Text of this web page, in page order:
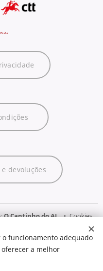
devoluções
O Cantinho do AL Cookies
English
funcionamento adequado
a melhor